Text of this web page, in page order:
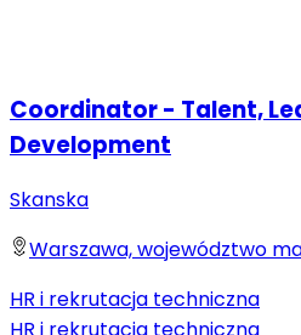
Coordinator - Talent,
Development
Skanska
Warszawa, województwo
HR i rekrutacja techniczna